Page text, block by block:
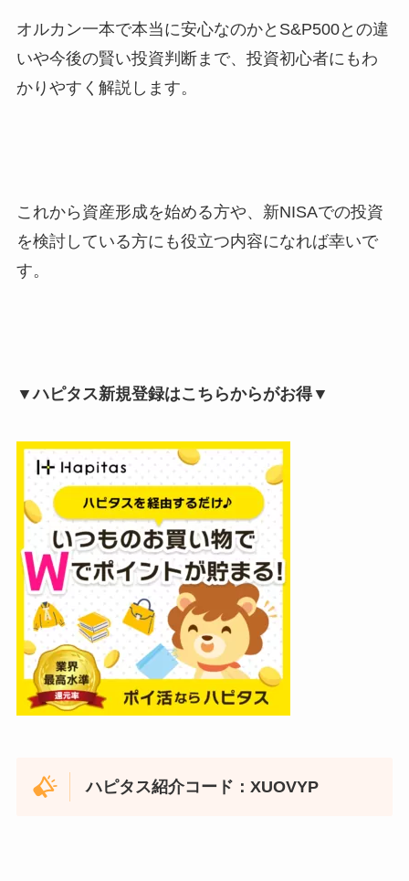
オルカン一本で本当に安心なのかとS&P500との違
いや今後の賢い投資判断まで、投資初心者にもわ
かりやすく解説します。
これから資産形成を始める方や、新NISAでの投資
を検討している方にも役立つ内容になれば幸いで
す。
▼ハピタス新規登録はこちらからがお得▼
ハピタス紹介コード：XUOVYP